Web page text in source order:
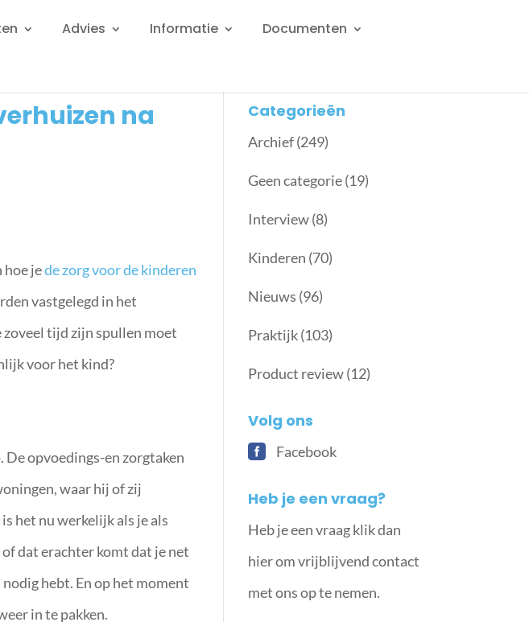
Advies Informatie
Documenten
na
hoe jede zorg voor de kinderen
vastgelegd in het
zoveel tijd zijn spullen moet
voor het kind?
De opvoedings-en zorgtaken
waar hij of zij
het nu werkelijk als je als
dat erachter komt dat je net
hebt. En op het moment
in te pakken.
Categorieën
Archief(249)
Geen categorie(19)
Interview(8)
Kinderen (70)
Nieuws (96)
Praktijk(103)
Product review(12)
Volg ons
Facebook
Heb je een vraag?
Heb je een vraag klik dan
hier om vrijblijvend contact
met ons op te nemen.